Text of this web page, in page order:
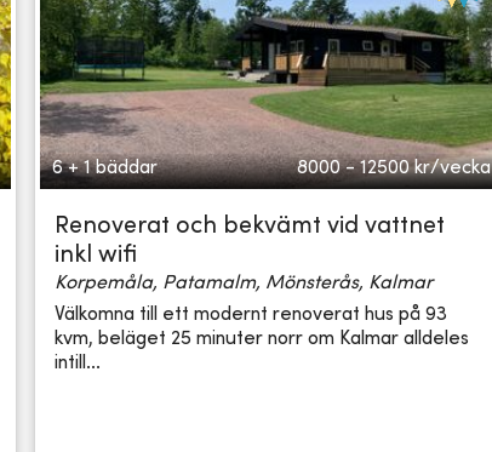
6 + 1 bäddar 8000 - 12500 kr/vecka
Renoverat och bekvämt vid vattnet
inkl wifi
Korpemåla, Patamalm, Mönsterås, Kalmar
Välkomna till ett modernt renoverat hus på 93
kvm, beläget 25 minuter norr om Kalmar alldeles
intill...